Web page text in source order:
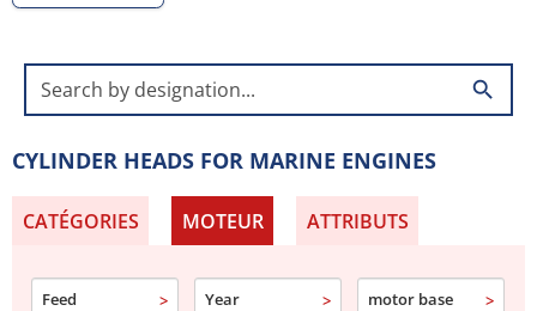
search
CYLINDER HEADS FOR MARINE ENGINES
CATÉGORIES MOTEUR
Feed Year motor base
ATTRIBUTS